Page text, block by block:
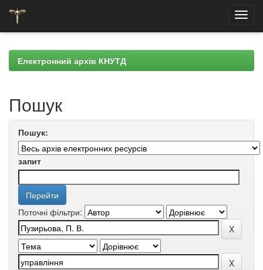
navigationЕлектронний архів КНУТД
Пошук
Пошук:
запит
Поточні фільтри: